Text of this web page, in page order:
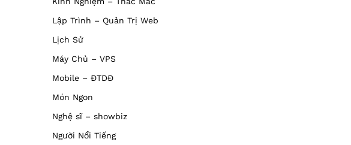
Lập Trình – Quản Trị Web
Lịch Sử
Máy Chủ – VPS
Mobile – ĐTDĐ
Món Ngon
Nghệ sĩ – showbiz
Người Nổi Tiếng